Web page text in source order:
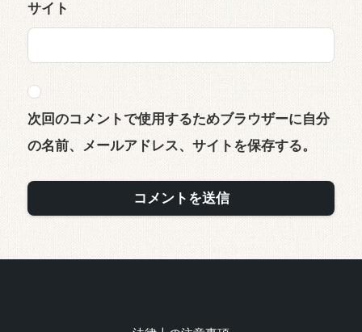
サイト
次回のコメントで使用するためブラウザーに自分
の名前、メールアドレス、サイトを保存する。